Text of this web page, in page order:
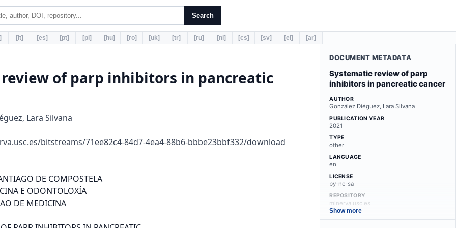
Search
[it] [es] [pt] [pl] [hu] [ro] [uk] [tr] [ru] [nl] [cs] [sv] [el] [ar]
of parp inhibitors in pancreatic
Lara Silvana
bitstreams/71ee82c4-84d7-4ea4-88b6-bbbe23bbf332/download
DOCUMENT METADATA
Systematic review of parp
inhibitors in pancreatic cancer
AUTHOR
González Diéguez, Lara Silvana
PUBLICATION YEAR
2021
TYPE
other
LANGUAGE
en
LICENSE
by-nc-sa
REPOSITORY
minerva.usc.es
Show more